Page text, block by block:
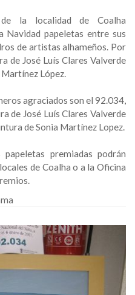
la localidad de Coalha
Navidad papeletas entre sus
de artistas alhameños. Por
de José Luís Clares Valverde
López.
agraciados son el 92.034,
de José Luís Clares Valverde
de Sonia Martínez Lopez.
premiadas podrán
de Coalha o a la Oficina